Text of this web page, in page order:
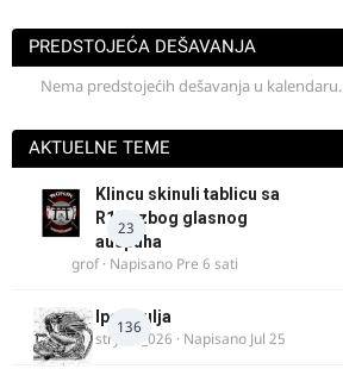
PREDSTOJEĆA DEŠAVANJA
Nema predstojećih dešavanja u kalendaru.
AKTUELNE TEME
23
Klincu skinuli tablicu sa
R125 zbog glasnog
auspuha
grof· Napisano Pre 6 sati
136
Ipone ulja
stryker_026 · Napisano Jul 25